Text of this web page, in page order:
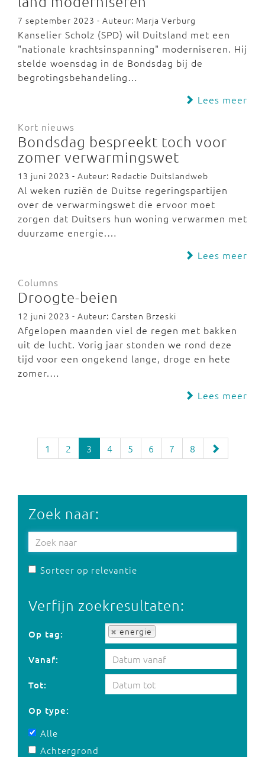
7 september 2023 - Auteur: Marja Verburg
Kanselier Scholz (SPD) wil Duitsland met een
"nationale krachtsinspanning" moderniseren. Hij
stelde woensdag in de Bondsdag bij de
begrotingsbehandeling…
Lees meer
Kort nieuws
Bondsdag bespreekt toch voor
zomer verwarmingswet
13 juni 2023 - Auteur: Redactie Duitslandweb
Al weken ruziën de Duitse regeringspartijen
over de verwarmingswet die ervoor moet
zorgen dat Duitsers hun woning verwarmen met
duurzame energie.…
Lees meer
Columns
Droogte-beien
12 juni 2023 - Auteur: Carsten Brzeski
Afgelopen maanden viel de regen met bakken
uit de lucht. Vorig jaar stonden we rond deze
tijd voor een ongekend lange, droge en hete
zomer.…
Lees meer
1 2 3 4 5 6 7 8
Zoek naar:
Sorteer op relevantie
Verfijn zoekresultaten:
Op tag: energie
Op tag:
Vanaf:
Tot:
Op type:
Alle
Achtergrond